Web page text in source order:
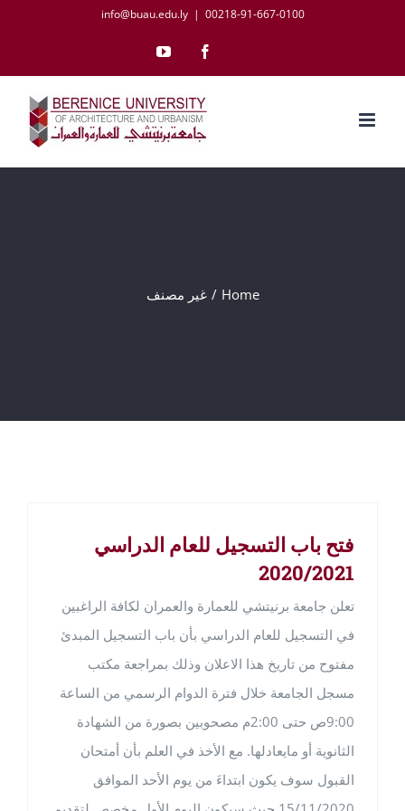
content
00218-91-667-0100
|
info@buau.edu.ly
Facebook
YouTube
Home غير مصنف
فتح باب التسجيل للعام الدراسي
2020/2021
تعلن جامعة برنيتشي للعمارة والعمران لكافة الراغبين
في التسجيل للعام الدراسي بأن باب التسجيل المبدئ
مفتوح من تاريخ هذا الاعلان وذلك بمراجعة مكتب
مسجل الجامعة خلال فترة الدوام الرسمي من الساعة
9:00ص حتى 2:00م مصحوبين بصورة من الشهادة
الثانوية أو مايعادلها. مع الأخذ في العلم بأن أمتحان
القبول سوف يكون ابتداءَ من يوم الأحد الموافق